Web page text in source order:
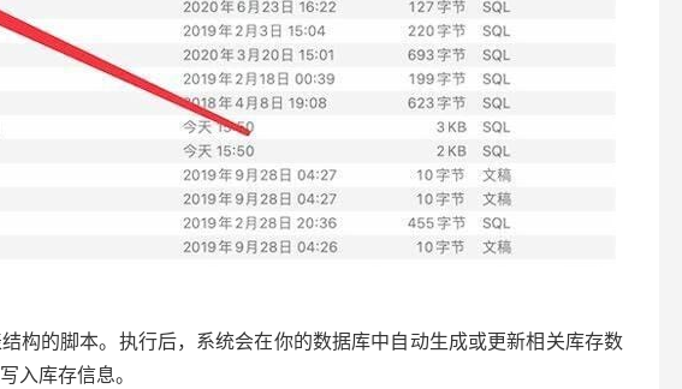
构的脚本。执行后，系统会在你的数据库中自动生成或更新相关库存数
入库存信息。